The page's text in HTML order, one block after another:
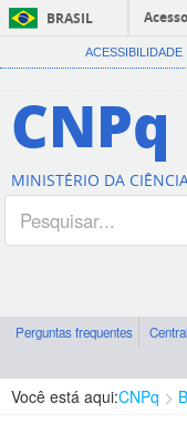
BRASIL
ACESSIBILIDADE
CNPq
MINISTÉRIO DA
Perguntas frequentes
Você está aqui:CNPq